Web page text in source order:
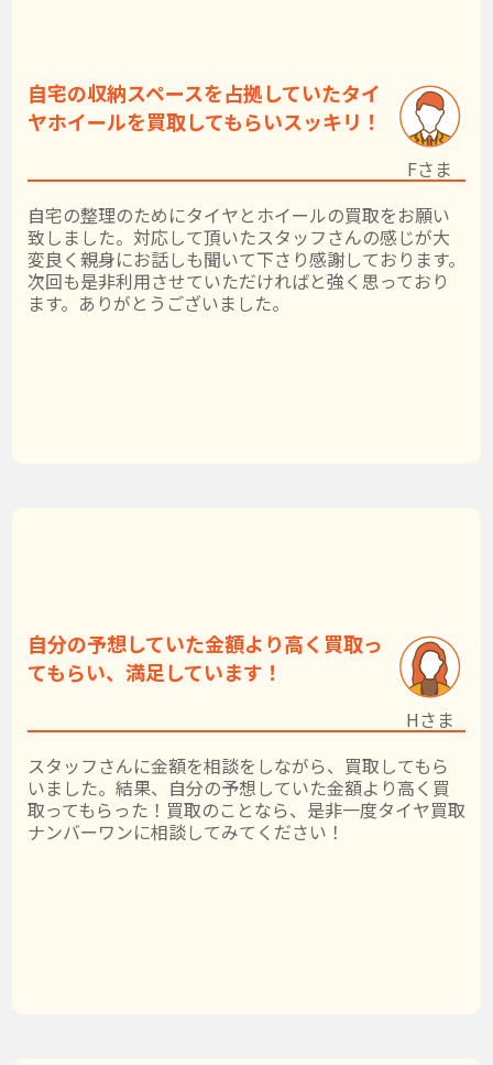
自宅の収納スペースを占拠していたタイ
ヤホイールを買取してもらいスッキリ！
自宅の整理のためにタイヤとホイールの買取をお願い
致しました。対応して頂いたスタッフさんの感じが大
変良く親身にお話しも聞いて下さり感謝しております。
次回も是非利用させていただければと強く思っており
ます。ありがとうございました。
Fさま
自分の予想していた金額より高く買取っ
てもらい、満足しています！
スタッフさんに金額を相談をしながら、買取してもら
いました。結果、自分の予想していた金額より高く買
取ってもらった！買取のことなら、是非一度タイヤ買取
ナンバーワンに相談してみてください！
Hさま